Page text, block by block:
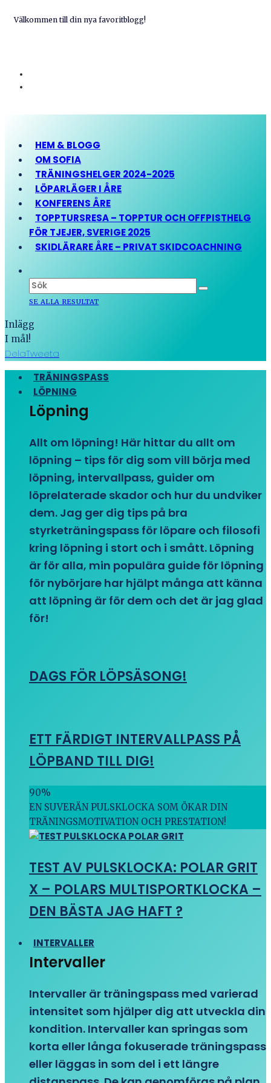
Välkommen till din nya favoritblogg!
HEM & BLOGG
OM SOFIA
TRÄNINGSHELGER 2024-2025
LÖPARLÄGER I ÅRE
KONFERENS ÅRE
TOPPTURSRESA – TOPPTUR OCH OFFPISTHELG
FÖR TJEJER, SVERIGE 2025
SKIDLÄRARE ÅRE – PRIVAT SKIDCOACHNING
SE ALLA RESULTAT
Inlägg
I mål!
DelaTweeta
TRÄNINGSPASS
LÖPNING
Löpning
Allt om löpning! Här hittar du allt om
löpning – tips för dig som vill börja med
löpning, intervallpass, guider om
löprelaterade skador och hur du undviker
dem. Jag ger dig tips på bra
styrketräningspass för löpare och filosofi
kring löpning i stort och i smått. Löpning
är för alla, min populära guide för löpning
för nybörjare har hjälpt många att känna
att löpning är för dem och det är jag glad
för!
DAGS FÖR LÖPSÄSONG!
ETT FÄRDIGT INTERVALLPASS PÅ
LÖPBAND TILL DIG!
90%
EN SUVERÄN PULSKLOCKA SOM ÖKAR DIN
TRÄNINGSMOTIVATION OCH PRESTATION!
TEST AV PULSKLOCKA: POLAR GRIT
X – POLARS MULTISPORTKLOCKA –
DEN BÄSTA JAG HAFT ?
INTERVALLER
Intervaller
Intervaller är träningspass med varierad
intensitet som hjälper dig att utveckla din
kondition. Intervaller kan springas som
korta eller långa fokuserade träningspass
eller läggas in som del i ett längre